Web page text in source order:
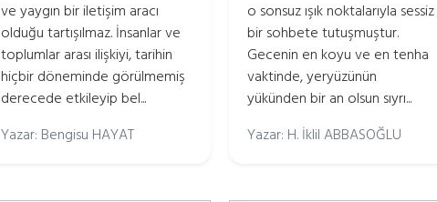
ve yaygın bir iletişim aracı
olduğu tartışılmaz. İnsanlar ve
toplumlar arası ilişkiyi, tarihin
hiçbir döneminde görülmemiş
derecede etkileyip bel...
Yazar: Bengisu HAYAT
o sonsuz ışık noktalarıyla sessiz
bir sohbete tutuşmuştur.
Gecenin en koyu ve en tenha
vaktinde, yeryüzünün
yükünden bir an olsun sıyrı...
Yazar: H. İklil ABBASOĞLU